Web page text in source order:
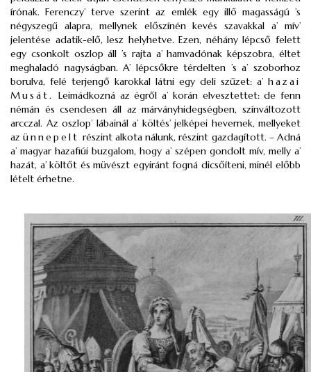
írónak. Ferenczy’ terve szerint az emlék egy illő magasságú ’s
négyszegű alapra, mellynek előszínén kevés szavakkal a’ mív’
jelentése adatik-elő, lesz helyhetve. Ezen, néhány lépcső felett
egy csonkolt oszlop áll ’s rajta a’ hamvadónak képszobra, éltet
meghaladó nagyságban. A’ lépcsőkre térdelten ’s a’ szoborhoz
borulva, felé terjengő karokkal látni egy deli szűzet: a’ hazai
Musát.
Leimádkozná az égről a’ korán elvesztettet: de fenn
némán és csendesen áll az márványhidegségben, színváltozott
arcczal. Az oszlop’ lábainál a’ költés’ jelképei hevernek, mellyeket
azünnepelt részint alkota nálunk, részint gazdagított. – Adná
a’ magyar hazafiúi buzgalom, hogy a’ szépen gondolt mív, melly a’
hazát, a’ költőt és müvészt egyiránt fogná dicsőíteni, minél előbb
lételt érhetne.